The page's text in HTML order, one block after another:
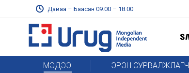
Даваа – Баасан 09:00 – 18:00
МЭДЭЭ ЭРЭН СУРВАЛЖЛАГЧ